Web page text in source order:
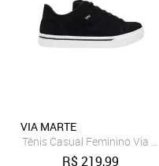
VIA MARTE
Tênis Casual Feminino Via
R$219,99